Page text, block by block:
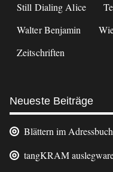
Still Dialing Alice
Walter Benjamin
Zeitschriften
Neueste Beiträge
Blättern im
tangKRAM